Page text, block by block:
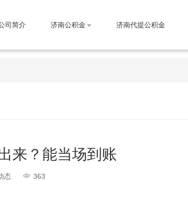
司简介 济南公积金 济南代提公积金
来？能当场到账
态 363